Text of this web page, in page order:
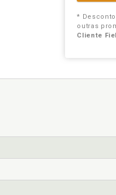
*
outras
Cliente Fiel